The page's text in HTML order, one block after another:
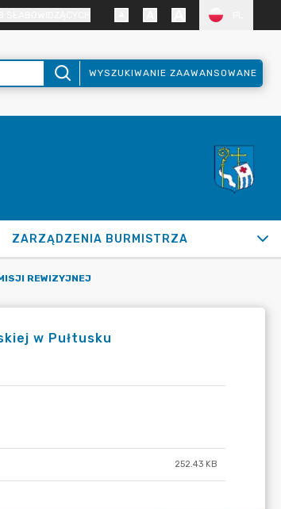
WYSZUKIWANIE ZAAWANSOWANE
ZARZĄDZENIA BURMISTRZA
REWIZYJNEJ
w Pułtusku
252.43 KB